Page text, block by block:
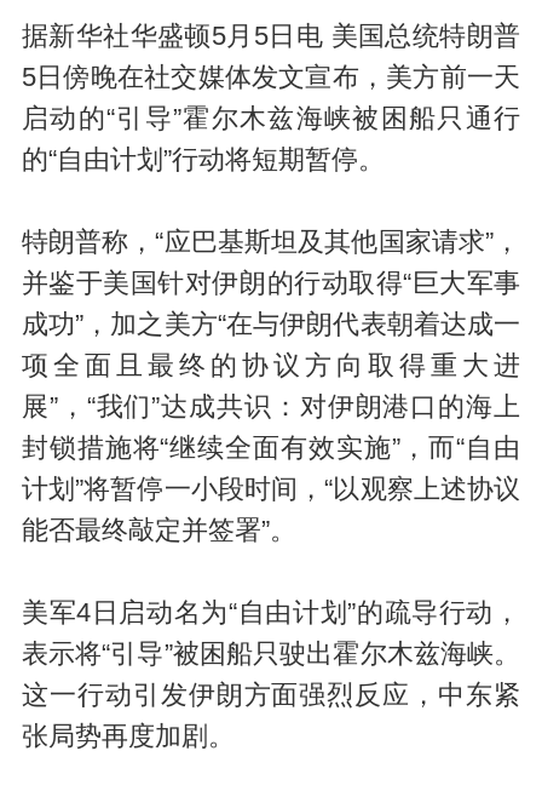
据新华社华盛顿5月5日电 美国总统特朗普
5日傍晚在社交媒体发文宣布，美方前一天
启动的“引导”霍尔木兹海峡被困船只通行
的“自由计划”行动将短期暂停。
特朗普称，“应巴基斯坦及其他国家请求”，
并鉴于美国针对伊朗的行动取得“巨大军事
成功”，加之美方“在与伊朗代表朝着达成一
项全面且最终的协议方向取得重大进
展”，“我们”达成共识：对伊朗港口的海上
封锁措施将“继续全面有效实施”，而“自由
计划”将暂停一小段时间，“以观察上述协议
能否最终敲定并签署”。
美军4日启动名为“自由计划”的疏导行动，
表示将“引导”被困船只驶出霍尔木兹海峡。
这一行动引发伊朗方面强烈反应，中东紧
张局势再度加剧。